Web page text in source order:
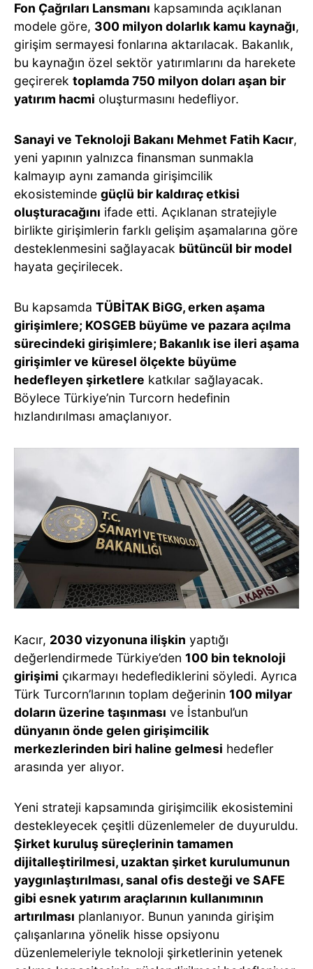
Fon Çağrıları Lansmanı kapsamında açıklanan
modele göre, 300 milyon dolarlık kamu kaynağı,
girişim sermayesi fonlarına aktarılacak. Bakanlık,
bu kaynağın özel sektör yatırımlarını da harekete
geçirerek toplamda 750 milyon doları aşan bir
yatırım hacmi oluşturmasını hedefliyor.
Sanayi ve Teknoloji Bakanı Mehmet Fatih Kacır,
yeni yapının yalnızca finansman sunmakla
kalmayıp aynı zamanda girişimcilik
ekosisteminde güçlü bir kaldıraç etkisi
oluşturacağını ifade etti. Açıklanan stratejiyle
birlikte girişimlerin farklı gelişim aşamalarına göre
desteklenmesini sağlayacak bütüncül bir model
hayata geçirilecek.
Bu kapsamda TÜBİTAK BiGG, erken aşama
girişimlere; KOSGEB büyüme ve pazara açılma
sürecindeki girişimlere; Bakanlık ise ileri aşama
girişimler ve küresel ölçekte büyüme
hedefleyen şirketlere katkılar sağlayacak.
Böylece Türkiye’nin Turcorn hedefinin
hızlandırılması amaçlanıyor.
Kacır, 2030 vizyonuna ilişkin yaptığı
değerlendirmede Türkiye’den 100 bin teknoloji
girişimi çıkarmayı hedeflediklerini söyledi. Ayrıca
Türk Turcorn’larının toplam değerinin 100 milyar
doların üzerine taşınması ve İstanbul’un
dünyanın önde gelen girişimcilik
merkezlerinden biri haline gelmesi hedefler
arasında yer alıyor.
Yeni strateji kapsamında girişimcilik ekosistemini
destekleyecek çeşitli düzenlemeler de duyuruldu.
Şirket kuruluş süreçlerinin tamamen
dijitalleştirilmesi, uzaktan şirket kurulumunun
yaygınlaştırılması, sanal ofis desteği ve SAFE
gibi esnek yatırım araçlarının kullanımının
artırılması planlanıyor. Bunun yanında girişim
çalışanlarına yönelik hisse opsiyonu
düzenlemeleriyle teknoloji şirketlerinin yetenek